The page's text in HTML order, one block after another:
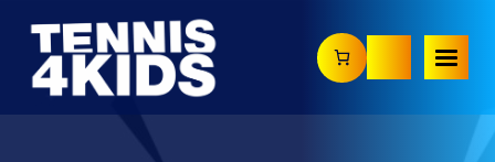
Inhalt
springen